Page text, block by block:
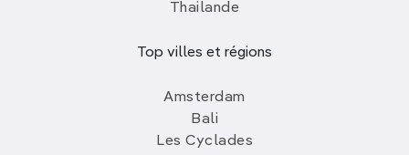
Thailande
Top villes et régions
Amsterdam
Bali
Les Cyclades